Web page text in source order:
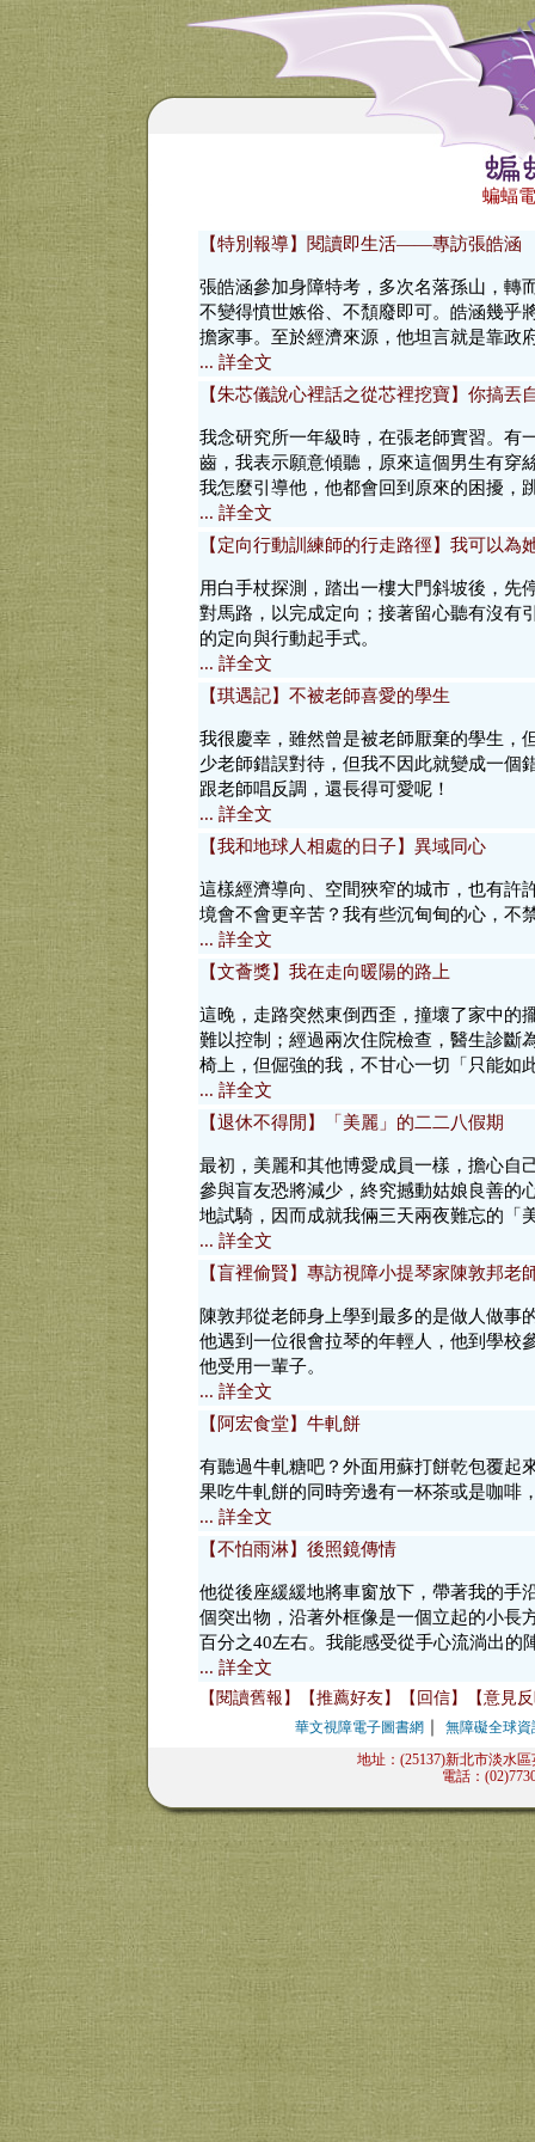
蝙蝠
【特別報導】閱讀即生活——專訪張皓涵
張皓涵參加身障特考，多次名落孫山，轉
不變得憤世嫉俗、不頹廢即可。皓涵幾乎
擔家事。至於經濟來源，他坦言就是靠政
... 詳全文
【朱芯儀說心裡話之從芯裡挖寶】你搞
我念研究所一年級時，在張老師實習。有
齒，我表示願意傾聽，原來這個男生有穿
我怎麼引導他，他都會回到原來的困擾，
... 詳全文
【定向行動訓練師的行走路徑】我可以為
用白手杖探測，踏出一樓大門斜坡後，先
對馬路，以完成定向；接著留心聽有沒有
的定向與行動起手式。
... 詳全文
【琪遇記】不被老師喜愛的學生
我很慶幸，雖然曾是被老師厭棄的學生，
少老師錯誤對待，但我不因此就變成一個
跟老師唱反調，還長得可愛呢！
... 詳全文
【我和地球人相處的日子】異域同心
這樣經濟導向、空間狹窄的城市，也有許
境會不會更辛苦？我有些沉甸甸的心，不
... 詳全文
【文薈獎】我在走向暖陽的路上
這晚，走路突然東倒西歪，撞壞了家中的
難以控制；經過兩次住院檢查，醫生診斷
椅上，但倔強的我，不甘心一切「只能如
... 詳全文
【退休不得閒】「美麗」的二二八假期
最初，美麗和其他博愛成員一樣，擔心自
參與盲友恐將減少，終究撼動姑娘良善的
地試騎，因而成就我倆三天兩夜難忘的「
... 詳全文
【盲裡偷賢】專訪視障小提琴家陳敦邦老
陳敦邦從老師身上學到最多的是做人做事
他遇到一位很會拉琴的年輕人，他到學校
他受用一輩子。
... 詳全文
【阿宏食堂】牛軋餅
有聽過牛軋糖吧？外面用蘇打餅乾包覆起
果吃牛軋餅的同時旁邊有一杯茶或是咖啡
... 詳全文
【不怕雨淋】後照鏡傳情
他從後座緩緩地將車窗放下，帶著我的手
個突出物，沿著外框像是一個立起的小長
百分之40左右。我能感受從手心流淌出的
... 詳全文
【閱讀舊報】 【推薦好友】 【回信】 【意見
華文視障電子圖書網｜ 無障礙全球資
地址：(25137)新北市淡水
電話：